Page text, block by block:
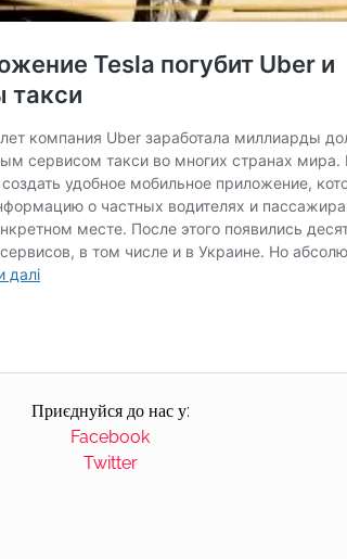
Приєднуйся до нас у:
Facebook
Twitter